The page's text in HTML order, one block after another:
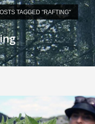
TAGGED "RAFTING"